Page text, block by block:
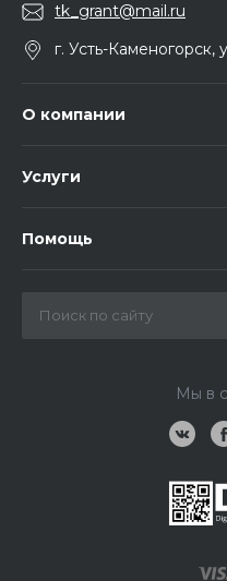
tk_grant@mail.ru
г. Усть-Каменогорск,
О компании
Услуги
Помощь
Мы в